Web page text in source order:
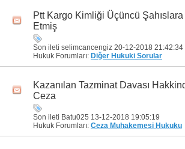
Ptt Kargo Kimliği Üçüncü
Etmiş
Son ileti selimcancengiz 20-12-2018 21:42:34
Hukuk Forumları: Diğer Hukuki Sorular
Kazanılan Tazminat Davası
Ceza
Son ileti Batu025 13-12-2018 19:05:19
Hukuk Forumları: Ceza Muhakemesi Hukuku